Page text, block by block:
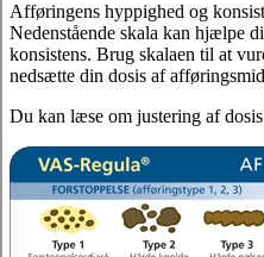
Afføringens hyppighed og
Nedenstående skala kan hjælpe
konsistens. Brug skalaen til at
nedsætte din dosis af
Du kan læse om justering af